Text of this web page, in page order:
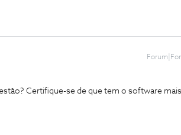
Certifique-se de que tem o software